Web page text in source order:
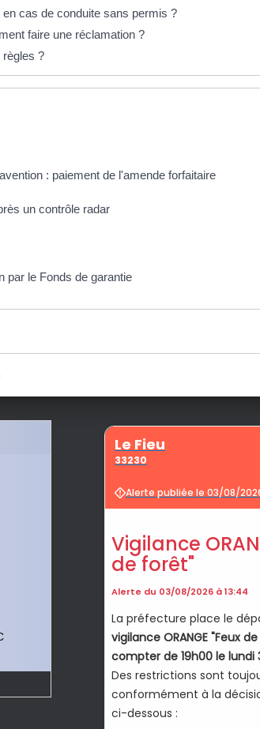
cas de conduite sans permis ?
faire une réclamation ?
règles ?
: paiement de l'amende forfaitaire
un contrôle radar
par le Fonds de garantie